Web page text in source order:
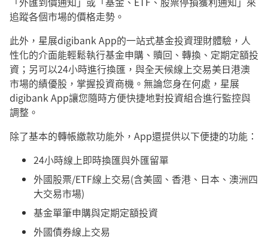
追蹤各個市場的價格走勢。
此外，星展digibank App的一站式基金投資理財體驗，人
性化的介面能輕鬆執行基金申購、贖回、轉換、定期定額投
資；另可以24小時進行換匯，與全天候線上交易美日港澳
市場的績優股，掌握投資商機。無論您身在何處，星展
digibank App讓您隨時方便快捷地對投資組合進行監控與
調整。
除了基本的轉帳繳款功能外，App還提供以下便捷的功能：
24小時線上即時換匯與外匯留單
外國股票/ETF線上交易(含美國、香港、日本、澳洲四
大交易市場)
基金單筆申購與定期定額投資
外國債券線上交易